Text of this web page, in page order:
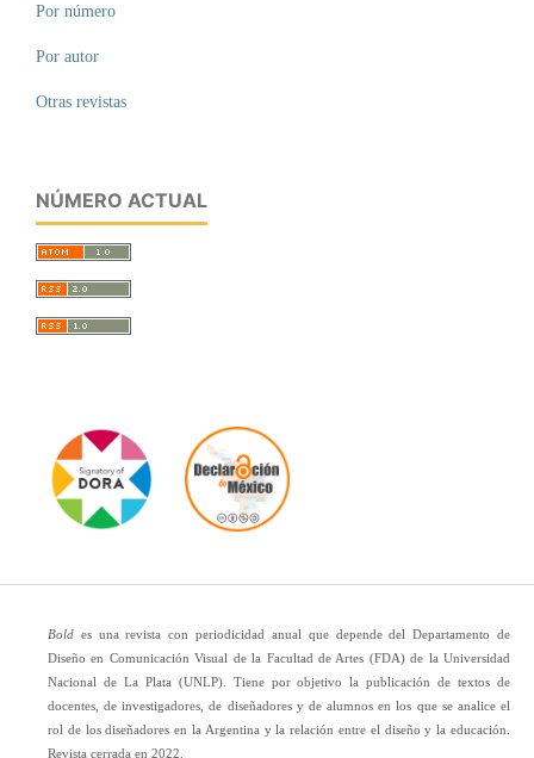
Por número
Por autor
Otras revistas
NÚMERO ACTUAL
Bold es una revista con periodicidad anual que depende del Departamento de
Diseño en Comunicación Visual de la Facultad de Artes (FDA) de la Universidad
Nacional de La Plata (UNLP). Tiene por objetivo la publicación de textos de
docentes, de investigadores, de diseñadores y de alumnos en los que se analice el
rol de los diseñadores en la Argentina y la relación entre el diseño y la educación.
Revista cerrada en 2022.